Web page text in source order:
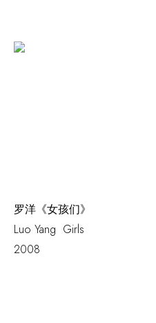
罗洋《女孩们》
Luo Yang Girls
2008